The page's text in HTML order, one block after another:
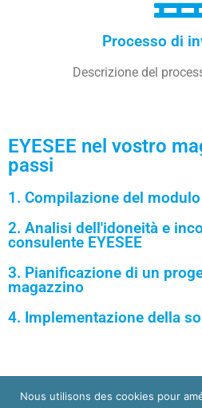
Processo di
Descrizione del
EYESEE nel vostro
passi
1. Compilazione del
2. Analisi dell'idoneità e
consulente EYESEE
3. Pianificazione di un
magazzino
4. Implementazione della
Nous utilisons des cookies pour